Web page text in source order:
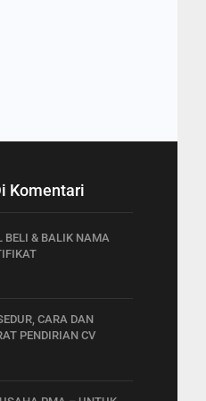
Komentari
BELI & BALIK NAMA
CARA DAN
PENDIRIAN CV